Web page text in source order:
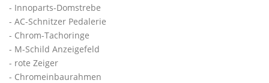
- Innoparts-Domstrebe
- AC-Schnitzer Pedalerie
- Chrom-Tachoringe
- M-Schild Anzeigefeld
- rote Zeiger
- Chromeinbaurahmen